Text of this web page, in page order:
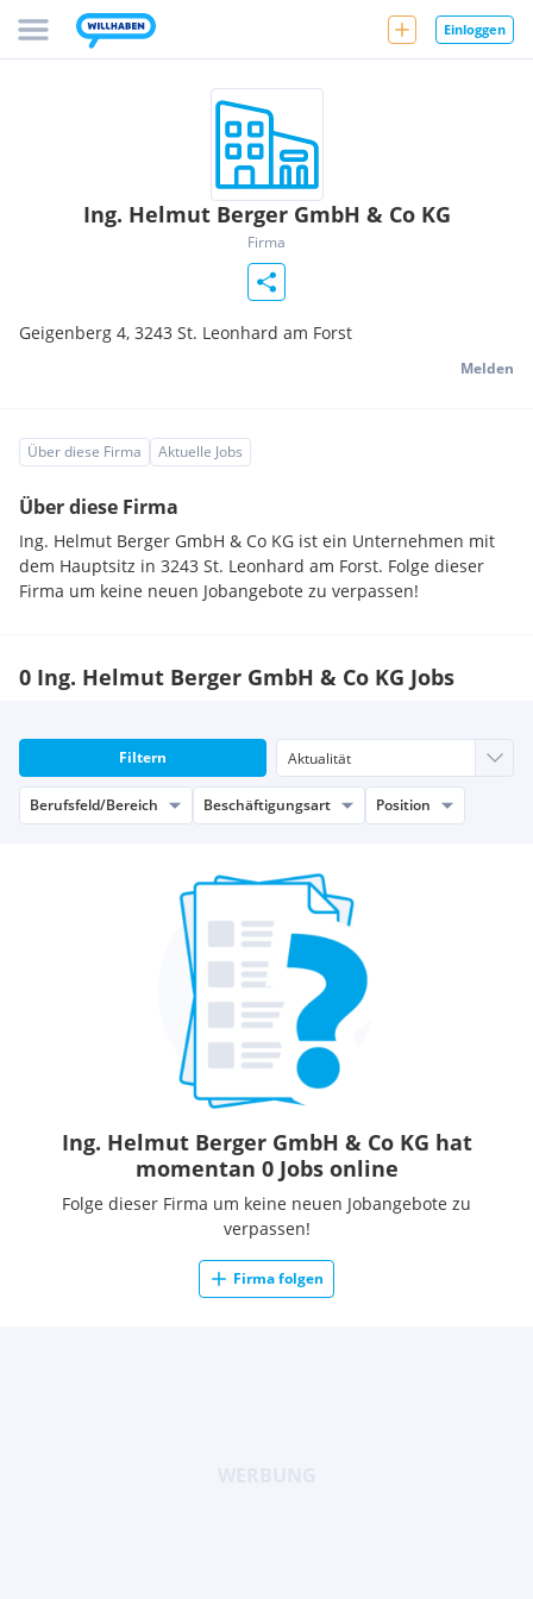
Einloggen
Ing. Helmut Berger GmbH & Co KG
Firma
Geigenberg 4, 3243 St. Leonhard am Forst
Melden
Über diese Firma Aktuelle Jobs
Über diese Firma
Ing. Helmut Berger GmbH & Co KG ist ein Unternehmen mit
dem Hauptsitz in 3243 St. Leonhard am Forst. Folge dieser
Firma um keine neuen Jobangebote zu verpassen!
0 Ing. Helmut Berger GmbH & Co KG Jobs
Filtern
Berufsfeld/Bereich Beschäftigungsart Position
Ing. Helmut Berger GmbH & Co KG hat
momentan 0 Jobs online
Folge dieser Firma um keine neuen Jobangebote zu
verpassen!
Firma folgen